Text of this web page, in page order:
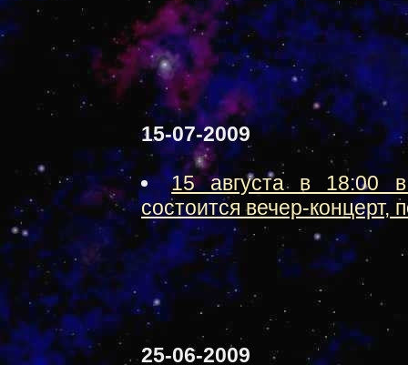
15-07-2009
15 августа в 18:00
состоится вечер-
25-06-2009